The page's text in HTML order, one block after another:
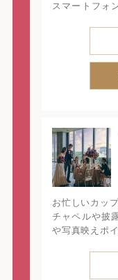
スマートフォ
さらに、希望
プラン内容の
「遠方で会
い」そんなカ
お忙しいカッ
チャペルや披
や写真映えポ
ントだけを丁